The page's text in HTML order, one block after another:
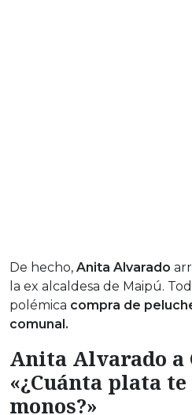
De hecho, Anita Alvarado
la ex alcaldesa de Maipú.
polémica compra de
comunal.
Anita Alvarado a
«¿Cuánta plata
monos?»